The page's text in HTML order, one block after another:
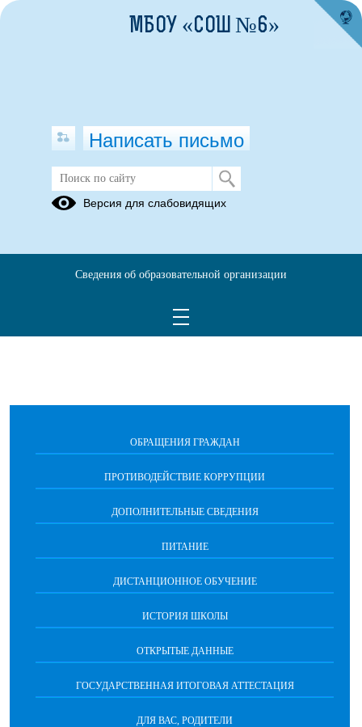
Информационный раздел
План
работы БСП
Ссылки на
вебинар
Информационная
база
ОБРАЩЕНИЯ ГРАЖДАН
ПРОТИВОДЕЙСТВИЕ КОРРУПЦИИ
ДОПОЛНИТЕЛЬНЫЕ СВЕДЕНИЯ
ПИТАНИЕ
ДИСТАНЦИОННОЕ ОБУЧЕНИЕ
ИСТОРИЯ ШКОЛЫ
ОТКРЫТЫЕ ДАННЫЕ
ГОСУДАРСТВЕННАЯ ИТОГОВАЯ АТТЕСТАЦИЯ
ДЛЯ ВАС, РОДИТЕЛИ
МБОУ «СОШ №6»
Написать письмо
Версия для слабовидящих
Сведения об образовательной организации